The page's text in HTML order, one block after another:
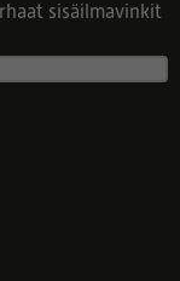
sisäilmavinkit